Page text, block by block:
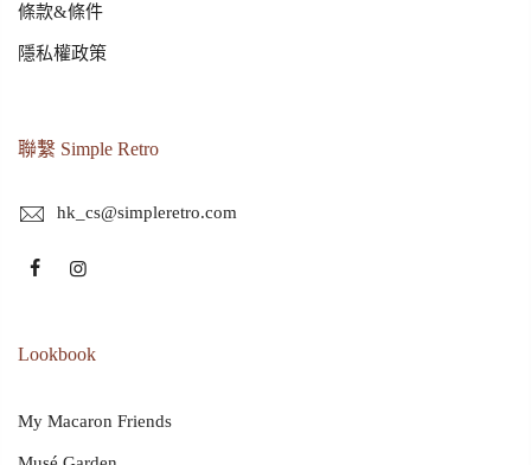
條款&條件
隱私權政策
聯繫 Simple Retro
hk_cs@simpleretro.com
Lookbook
My Macaron Friends